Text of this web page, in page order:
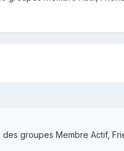
groupes Membre Actif,